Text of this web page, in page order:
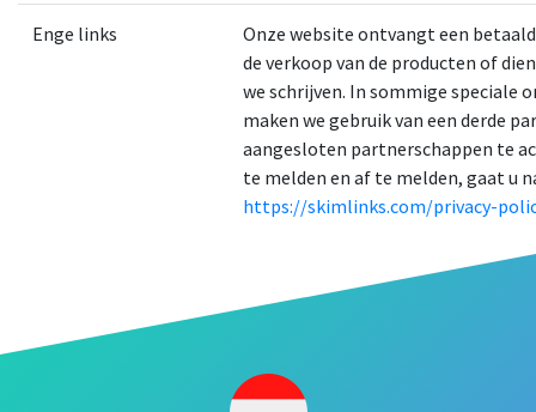
Enge links
Onze website ontvangt een
de verkoop van de producten of
we schrijven. In sommige speciale
maken we gebruik van een derde
aangesloten partnerschappen te
te melden en af ​​te melden, gaat u
https://skimlinks.com/privacy-